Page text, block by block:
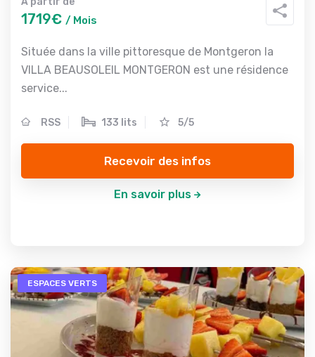
1719€ / Mois
Située dans la ville pittoresque de Montgeron la
VILLA BEAUSOLEIL MONTGERON est une résidence
service...
RSS 133 lits 5/5
Recevoir des infos
En savoir plus
ESPACES VERTS